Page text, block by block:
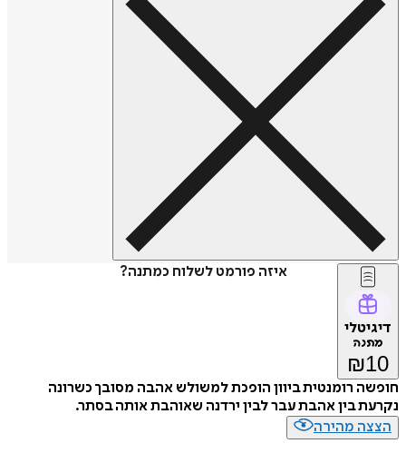
איזה פורמט לשלוח כמתנה?
דיגיטלי
מתנה
₪10
חופשה רומנטית ביוון הופכת למשולש אהבה מסובך כשרונה
נקרעת בין אהבת עבר לבין ירדנה שאוהבת אותה בסתר.
הצצה מהירה